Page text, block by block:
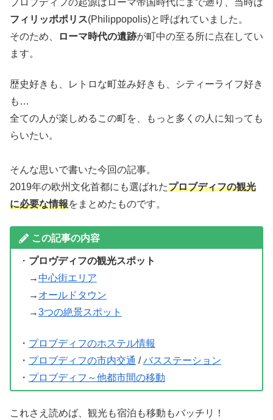
フィリッポポリス(Philippopolis)と呼ばれていました。
そのため、
ローマ時代の遺跡が町中の至る所に点在してい
ます。
歴史好きも、レトロな町並み好きも、シティーライフ好き
も…
全ての人が楽しめるこの町を、もっと多くの人に知っても
らいたい。
そんな思いで書いた今回の記事。
2019年の欧州文化首都にも選ばれたプロブディフの観光
に必要な情報をまとめたものです。
この記事の内容
・ プロヴディフの観光スポット
→中心街エリア
→ オールドタウン
→3つの絶景スポット
・ プロブディフのホステル情報
・ プロブディフの市内交通 /バスステーション
・ プロブディフ～他都市間の移動
これさえ読めば、観光も宿泊も移動もバッチリ！